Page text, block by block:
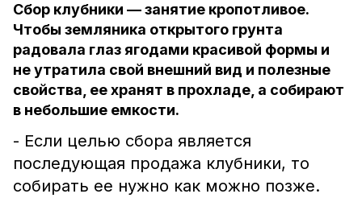
Сбор клубники — занятие кропотливое.
Чтобы земляника открытого грунта
радовала глаз ягодами красивой формы и
не утратила свой внешний вид и полезные
свойства, ее хранят в прохладе, а собирают
в небольшие емкости.
- Если целью сбора является
последующая продажа клубники, то
собирать ее нужно как можно позже.